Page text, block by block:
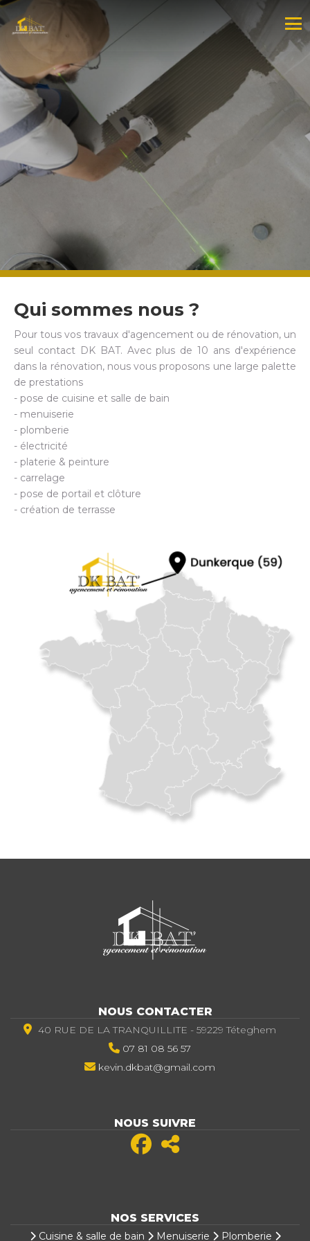
Qui sommes nous ?
Pour tous vos travaux d'agencement ou de rénovation, un
seul contact DK BAT. Avec plus de 10 ans d'expérience
dans la rénovation, nous vous proposons une large palette
de prestations
- pose de cuisine et salle de bain
- menuiserie
- plomberie
- électricité
- platerie & peinture
- carrelage
- pose de portail et clôture
- création de terrasse
NOUS CONTACTER
40 RUE DE LA TRANQUILLITE - 59229 Téteghem
07 81 08 56 57
kevin.dkbat@gmail.com
NOUS SUIVRE
NOS SERVICES
Cuisine & salle de bain Menuiserie Plomberie